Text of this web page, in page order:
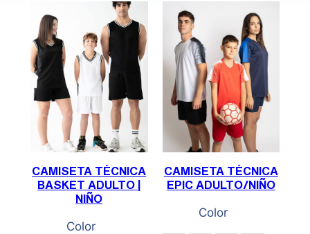
CAMISETA TÉCNICA
BASKET ADULTO |
NIÑO
Color
CAMISETA TÉCNICA
EPIC ADULTO/NIÑO
Color